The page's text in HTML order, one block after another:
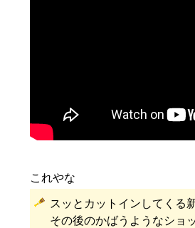
これやな
スッとカットインしてくる
その後のかばうようなショ